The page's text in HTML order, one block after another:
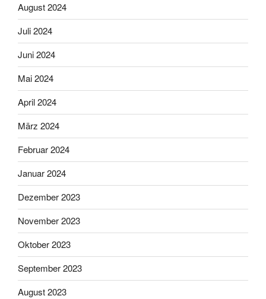
August 2024
Juli 2024
Juni 2024
Mai 2024
April 2024
März 2024
Februar 2024
Januar 2024
Dezember 2023
November 2023
Oktober 2023
September 2023
August 2023